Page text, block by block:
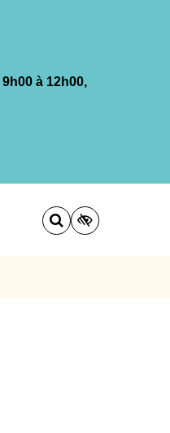
9h00 à 12h00,